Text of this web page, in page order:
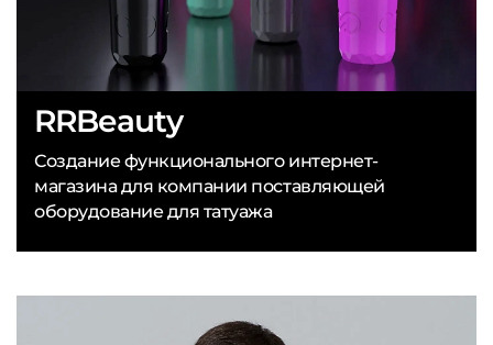
RRBeauty
Создание функционального интернет-
магазина для компании поставляющей
оборудование для татуажа